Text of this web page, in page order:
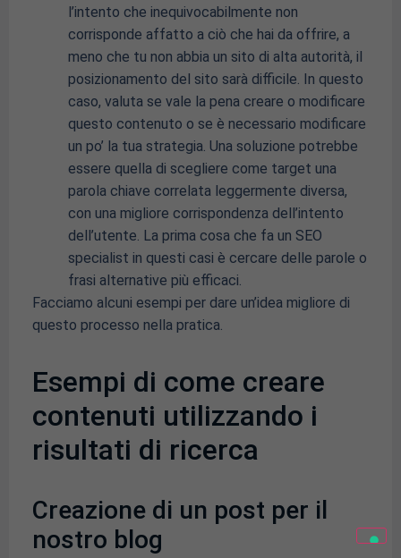
l’intento che inequivocabilmente non
corrisponde affatto a ciò che hai da offrire, a
meno che tu non abbia un sito di alta autorità, il
posizionamento del sito sarà difficile. In questo
caso, valuta se vale la pena creare o modificare
questo contenuto o se è necessario modificare
un po’ la tua strategia. Una soluzione potrebbe
essere quella di scegliere come target una
parola chiave correlata leggermente diversa,
con una migliore corrispondenza dell’intento
dell’utente. La prima cosa che fa un SEO
specialist in questi casi è cercare delle parole o
frasi alternative più efficaci.
Facciamo alcuni esempi per dare un’idea migliore di
questo processo nella pratica.
Esempi di come creare
contenuti utilizzando i
risultati di ricerca
Creazione di un post per il
nostro blog